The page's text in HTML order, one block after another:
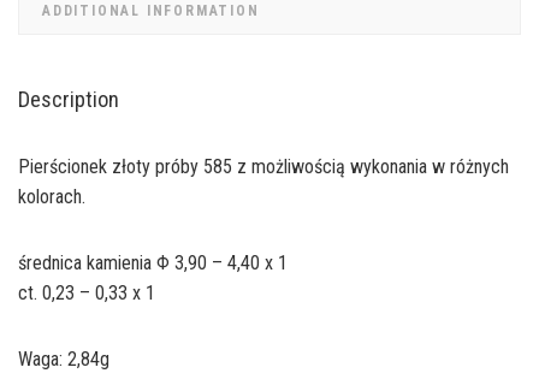
ADDITIONAL INFORMATION
Description
Pierścionek złoty próby 585 z możliwością wykonania w różnych
kolorach.
średnica kamienia Φ 3,90 – 4,40 x 1
ct. 0,23 – 0,33 x 1
Waga: 2,84g